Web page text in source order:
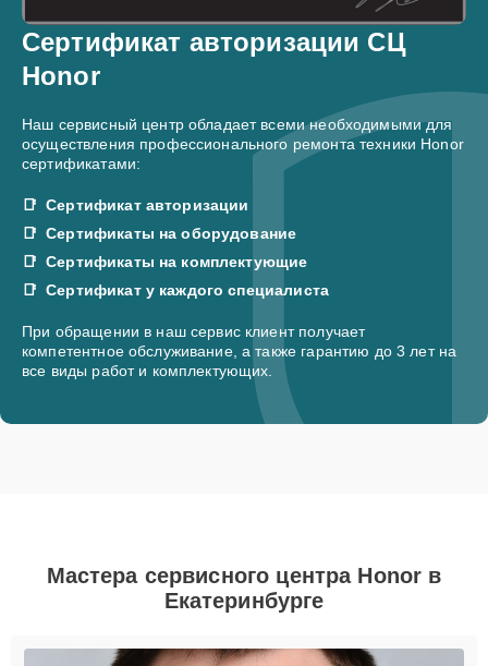
Сертификат авторизации СЦ
Honor
Наш сервисный центр обладает всеми необходимыми для
осуществления профессионального ремонта техники Honor
сертификатами:
Сертификат авторизации
Сертификаты на оборудование
Сертификаты на комплектующие
Сертификат у каждого специалиста
При обращении в наш сервис клиент получает
компетентное обслуживание, а также гарантию до 3 лет на
все виды работ и комплектующих.
Мастера сервисного центра Honor в
Екатеринбурге